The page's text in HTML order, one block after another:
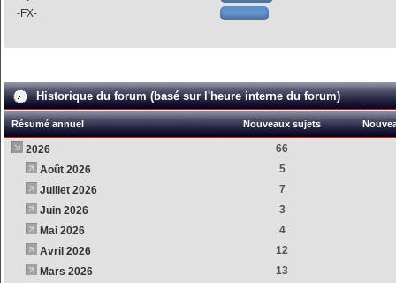
-FX-
Historique du forum (basé sur l'heure interne du forum)
Résumé annuel Nouveaux sujets
2026
66
Août 2026
5
Juillet 2026
7
Juin 2026
3
Mai 2026
4
Avril 2026
12
Mars 2026
13